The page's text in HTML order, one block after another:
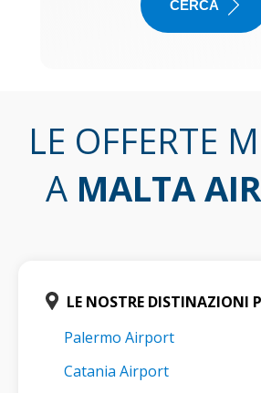
CERCA
LE OFFERTE
A MALTA
LE NOSTRE DISTINAZIONI
Palermo Airport
Catania Airport